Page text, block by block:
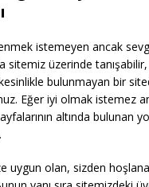
istemeyen ancak
sitemiz üzerinde
bulunmayan bir
Eğer iyi olmak istemez
altında bulunan
uygun olan, sizden